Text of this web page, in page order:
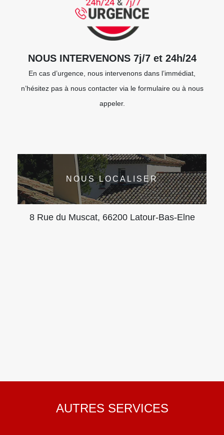
NOUS INTERVENONS 7j/7 et 24h/24
En cas d’urgence, nous intervenons dans l’immédiat,
n’hésitez pas à nous contacter via le formulaire ou à nous
appeler.
NOUS LOCALISER
8 Rue du Muscat, 66200 Latour-Bas-Elne
AUTRES SERVICES